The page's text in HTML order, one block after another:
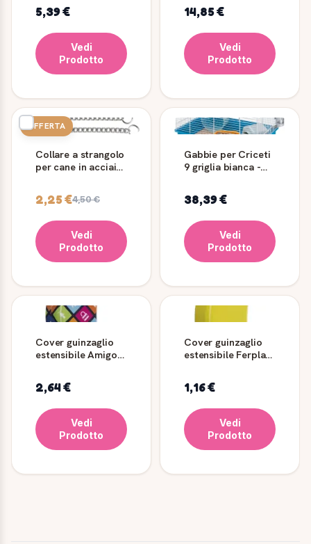
5,39 €
Vedi
Prodotto
14,85 €
Vedi
Prodotto
OFFERTA
Collare a strangolo
per cane in acciaio
2,25 €4,50 €
Vedi
Prodotto
Gabbie per Criceti
9 griglia bianca -
38,39 €
Vedi
Prodotto
Cover guinzaglio
estensibile Amigo
2,64 €
Vedi
Prodotto
Cover guinzaglio
estensibile Ferplast
1,16 €
Vedi
Prodotto